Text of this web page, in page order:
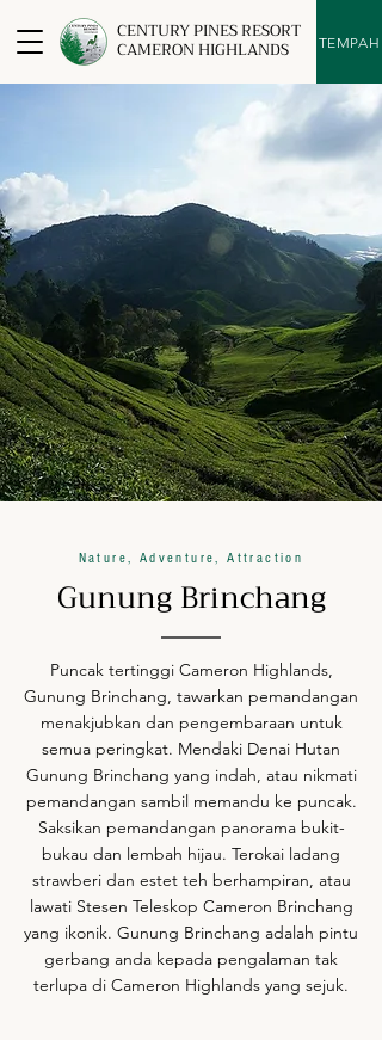
CENTURY PINES RESORT
CAMERON HIGHLANDS TEMPAH
Nature, Adventure, Attraction
Gunung Brinchang
Puncak tertinggi Cameron Highlands,
Gunung Brinchang, tawarkan pemandangan
menakjubkan dan pengembaraan untuk
semua peringkat. Mendaki Denai Hutan
Gunung Brinchang yang indah, atau nikmati
pemandangan sambil memandu ke puncak.
Saksikan pemandangan panorama bukit-
bukau dan lembah hijau. Terokai ladang
strawberi dan estet teh berhampiran, atau
lawati Stesen Teleskop Cameron Brinchang
yang ikonik. Gunung Brinchang adalah pintu
gerbang anda kepada pengalaman tak
terlupa di Cameron Highlands yang sejuk.